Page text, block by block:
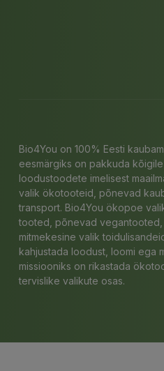
Bio4You on 100% Eesti
eesmärgiks on pakkuda
loodustoodete imelisest
valik ökotooteid, põnevad
transport. Bio4You ökopoe
tooted, põnevad
mitmekesine valik
kahjustada loodust, loomi ega
missiooniks on rikastada
tervislike valikute osas.